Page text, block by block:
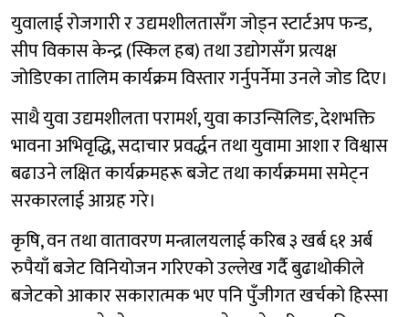
युवालाई रोजगारी र उद्यमशीलतासँग जोड्न स्टार्टअप फन्ड,
सीप विकास केन्द्र (स्किल हब) तथा उद्योगसँग प्रत्यक्ष
जोडिएका तालिम कार्यक्रम विस्तार गर्नुपर्नेमा उनले जोड दिए।
साथै युवा उद्यमशीलता परामर्श, युवा काउन्सिलिङ, देशभक्ति
भावना अभिवृद्धि, सदाचार प्रवर्द्धन तथा युवामा आशा र विश्वास
बढाउने लक्षित कार्यक्रमहरू बजेट तथा कार्यक्रममा समेट्न
सरकारलाई आग्रह गरे।
कृषि, वन तथा वातावरण मन्त्रालयलाई करिब ३ खर्ब ६१ अर्ब
रुपैयाँ बजेट विनियोजन गरिएको उल्लेख गर्दै बुढाथोकीले
बजेटको आकार सकारात्मक भए पनि पुँजीगत खर्चको हिस्सा